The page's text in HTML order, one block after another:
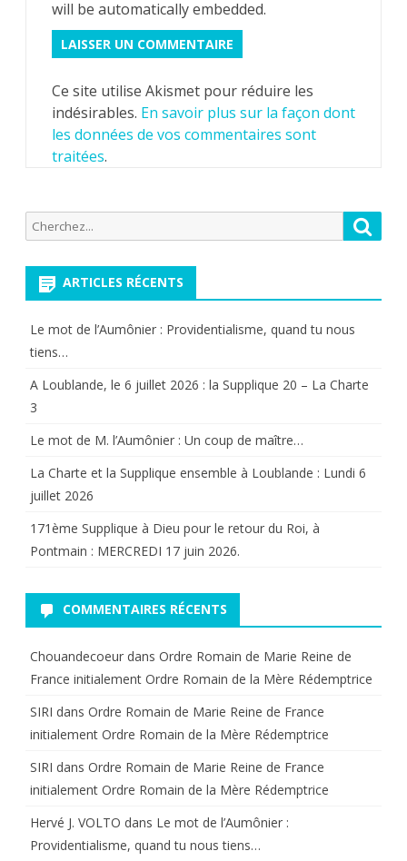
will be automatically embedded.
Ce site utilise Akismet pour réduire les
indésirables. En savoir plus sur la façon dont
les données de vos commentaires sont
traitées.
Recherche
pour:
ARTICLES RÉCENTS
Le mot de l’Aumônier : Providentialisme, quand tu nous
tiens…
A Loublande, le 6 juillet 2026 : la Supplique 20 – La Charte
3
Le mot de M. l’Aumônier : Un coup de maître…
La Charte et la Supplique ensemble à Loublande : Lundi 6
juillet 2026
171ème Supplique à Dieu pour le retour du Roi, à
Pontmain : MERCREDI 17 juin 2026.
COMMENTAIRES RÉCENTS
Chouandecoeur dans Ordre Romain de Marie Reine de
France initialement Ordre Romain de la Mère Rédemptrice
SIRI dans Ordre Romain de Marie Reine de France
initialement Ordre Romain de la Mère Rédemptrice
SIRI dans Ordre Romain de Marie Reine de France
initialement Ordre Romain de la Mère Rédemptrice
Hervé J. VOLTO dans Le mot de l’Aumônier :
Providentialisme, quand tu nous tiens…